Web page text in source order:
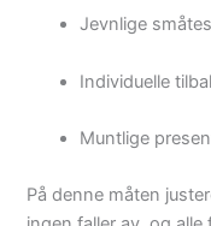
Jevnlige
Individuelle
Muntlige
På denne måten